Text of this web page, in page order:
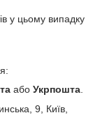
у цьому випадку
або Укрпошта
9, Київ,